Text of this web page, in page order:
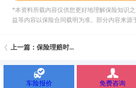
*本资料所载內容仅供您更好地理解保险知识
益等内容以保险合同载明为准。部分内容来源
上一篇：保险理赔时...
车险报价 免费咨询